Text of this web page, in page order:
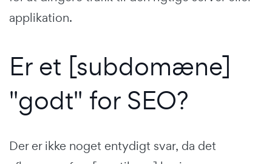
applikation.
Er et [subdomæne]
"godt" for SEO?
Der er ikke noget entydigt svar, da det